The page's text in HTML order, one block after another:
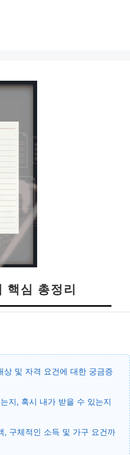
심 총정리
상 및 자격 요건에 대한 궁금증
지, 혹시 내가 받을 수 있는지
구체적인 소득 및 가구 요건까